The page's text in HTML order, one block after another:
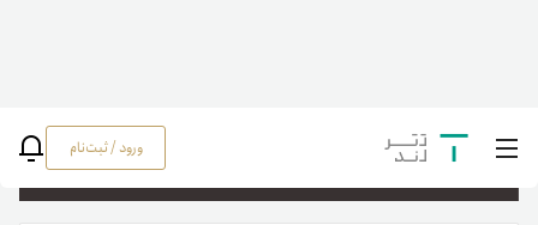
ورود / ثبت‌نام